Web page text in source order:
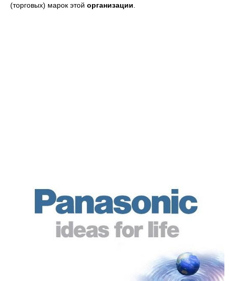
(торговых) марок этой организации